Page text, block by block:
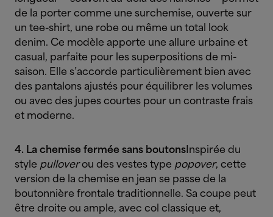
de la porter comme une surchemise, ouverte sur
un tee-shirt, une robe ou même un total look
denim. Ce modèle apporte une allure urbaine et
casual, parfaite pour les superpositions de mi-
saison. Elle s’accorde particulièrement bien avec
des pantalons ajustés pour équilibrer les volumes
ou avec des jupes courtes pour un contraste frais
et moderne.
4. La chemise fermée sans boutons Inspirée du
style pulloverou des vestes type popover, cette
version de la chemise en jean se passe de la
boutonnière frontale traditionnelle. Sa coupe peut
être droite ou ample, avec col classique et,